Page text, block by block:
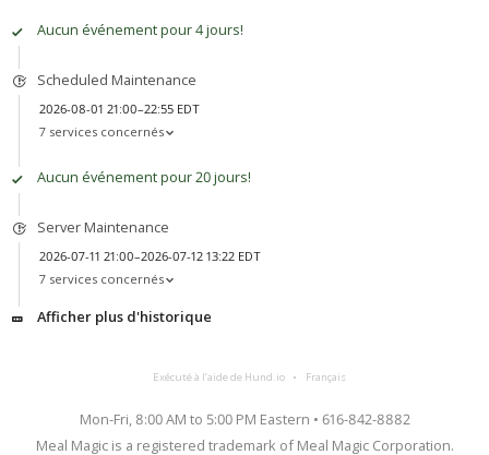
Aucun événement pour 4 jours!
Scheduled Maintenance
2026-08-01 21:00–22:55 EDT
7 services concernés
Aucun événement pour 20 jours!
Server Maintenance
2026-07-11 21:00–2026-07-12 13:22 EDT
7 services concernés
Afficher plus d'historique
Exécuté à l’aide de Hund.io Français
Mon-Fri, 8:00 AM to 5:00 PM Eastern • 616-842-8882
Meal Magic is a registered trademark of Meal Magic Corporation.